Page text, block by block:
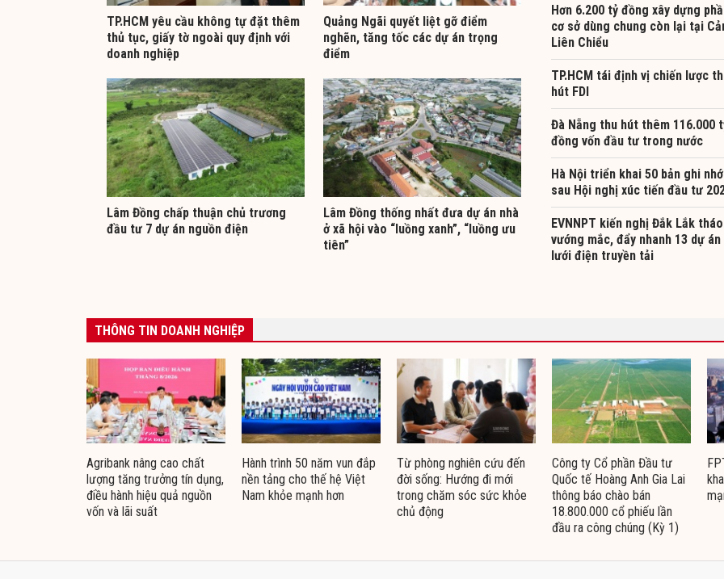
TP.HCM yêu cầu không tự đặt thêm
thủ tục, giấy tờ ngoài quy định với
doanh nghiệp
Quảng Ngãi quyết liệt gỡ điểm
nghẽn, tăng tốc các dự án trọng
điểm
Lâm Đồng chấp thuận chủ trương
đầu tư 7 dự án nguồn điện
Lâm Đồng thống nhất đưa dự án nhà
ở xã hội vào “luồng xanh”, “luồng ưu
tiên”
Hơn 6.200 tỷ đồng xây dựng
cơ sở dùng chung còn lại tại
Liên Chiểu
TP.HCM tái định vị chiến lược
hút FDI
Đà Nẵng thu hút thêm 116.000
đồng vốn đầu tư trong nước
Hà Nội triển khai 50 bản ghi nhớ
sau Hội nghị xúc tiến đầu tư
EVNNPT kiến nghị Đắk Lắk
vướng mắc, đẩy nhanh 13 dự án
lưới điện truyền tải
THÔNG TIN DOANH NGHIỆP
Agribank nâng cao chất
lượng tăng trưởng tín dụng,
điều hành hiệu quả nguồn
vốn và lãi suất
Hành trình 50 năm vun đắp
nền tảng cho thế hệ Việt
Nam khỏe mạnh hơn
Từ phòng nghiên cứu đến
đời sống: Hướng đi mới
trong chăm sóc sức khỏe
chủ động
Công ty Cổ phần Đầu tư
Quốc tế Hoàng Anh Gia Lai
thông báo chào bán
18.800.000 cổ phiếu lần
đầu ra công chúng (Kỳ 1)